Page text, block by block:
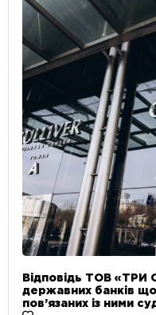
Відповідь ТОВ «ТРИ
державних банків
пов’язаних із ними